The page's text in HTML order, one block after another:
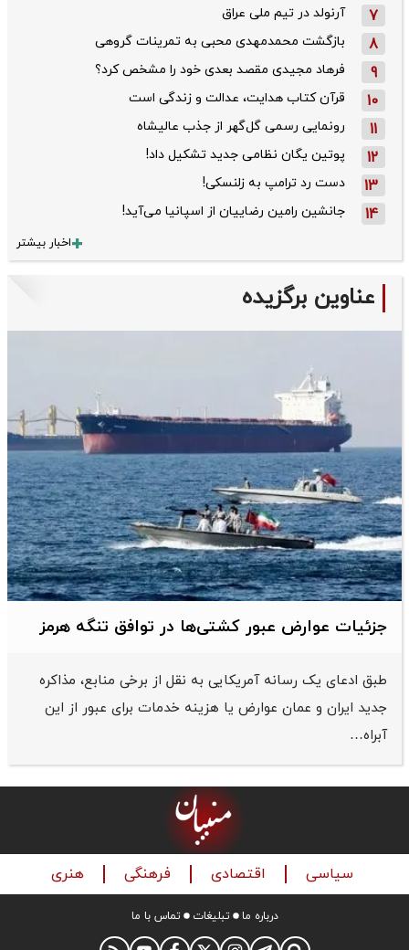
7 آرنولد در تیم ملی عراق
8 بازگشت محمدمهدی محبی به تمرینات گروهی
9 فرهاد مجیدی مقصد بعدی خود را مشخص کرد؟
10 قرآن کتاب هدایت، عدالت و زندگی است
11 رونمایی رسمی گل‌گهر از جذب عالیشاه
12 پوتین یگان نظامی جدید تشکیل داد!
13 دست رد ترامپ به زلنسکی!
14 جانشین رامین رضاییان از اسپانیا می‌آید!
اخبار بیشتر
عناوین برگزیده
جزئیات عوارض عبور کشتی‌ها در توافق تنگه هرمز
طبق ادعای یک رسانه آمریکایی به نقل از برخی منابع، مذاکره
جدید ایران و عمان عوارض یا هزینه خدمات برای عبور از این
آبراه…
سیاسی اقتصادی فرهنگی هنری
درباره ما تبلیغات تماس با ما